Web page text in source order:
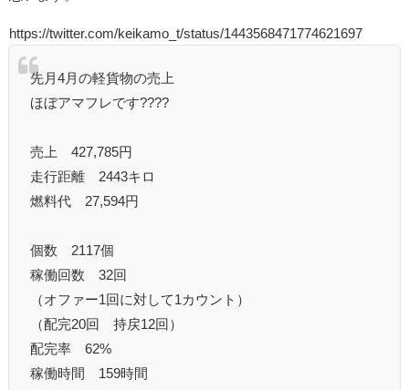
https://twitter.com/keikamo_t/status/1443568471774621697
先月4月の軽貨物の売上
ほぼアマフレです????
売上 427,785円
走行距離 2443キロ
燃料代 27,594円
個数 2117個
稼働回数 32回
（オファー1回に対して1カウント）
（配完20回 持戻12回）
配完率 62%
稼働時間 159時間